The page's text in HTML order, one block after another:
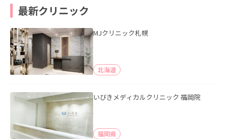
最新クリニック
MJクリニック札幌
北海道
いびきメディカルクリニック 福岡院
福岡県